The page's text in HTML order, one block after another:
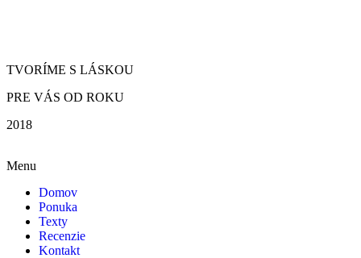
TVORÍME S LÁSKOU
PRE VÁS OD ROKU
2018
Menu
Domov
Ponuka
Texty
Recenzie
Kontakt